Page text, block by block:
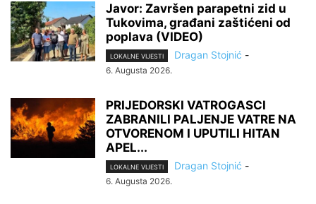
Javor: Završen parapetni zid u
Tukovima, građani zaštićeni od
poplava (VIDEO)
LOKALNE VIJESTI Dragan Stojnić -
6. Augusta 2026.
PRIJEDORSKI VATROGASCI
ZABRANILI PALJENJE VATRE NA
OTVORENOM I UPUTILI HITAN
APEL...
LOKALNE VIJESTI Dragan Stojnić -
6. Augusta 2026.